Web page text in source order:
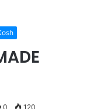
0 120